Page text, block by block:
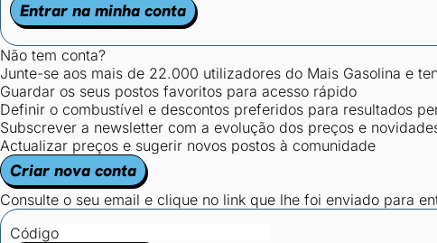
Entrar na minha conta
Não tem conta?
Junte-se aos mais de 22.000 utilizadores do Mais Gasolina e
Guardar os seus postos favoritos para acesso rápido
Definir o combustível e descontos preferidos para resultados
Subscrever a newsletter com a evolução dos preços e
Actualizar preços e sugerir novos postos à comunidade
Criar nova conta
Consulte o seu email e clique no link que lhe foi enviado para
Código